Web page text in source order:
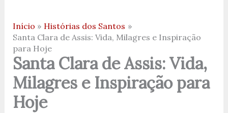
Início
Histórias dos Santos
Santa Clara de Assis: Vida, Milagres e Inspiração
para Hoje
Santa Clara de Assis: Vida,
Milagres e Inspiração para
Hoje